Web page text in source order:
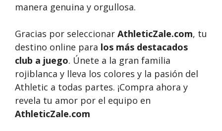
manera genuina y orgullosa.
Gracias por seleccionar AthleticZale.com, tu
destino online para los más destacados
club a juego. Únete a la gran familia
rojiblanca y lleva los colores y la pasión del
Athletic a todas partes. ¡Compra ahora y
revela tu amor por el equipo en
AthleticZale.com